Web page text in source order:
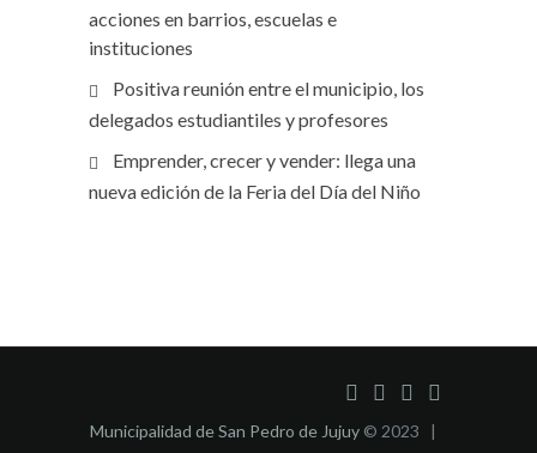
acciones en barrios, escuelas e
instituciones
Positiva reunión entre el municipio, los
delegados estudiantiles y profesores
Emprender, crecer y vender: llega una
nueva edición de la Feria del Día del Niño
Municipalidad de San Pedro de Jujuy © 2023 |